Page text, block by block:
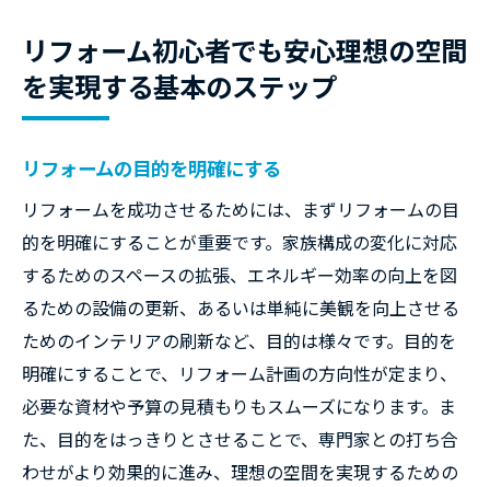
コミュニケーションの取り方とプロセス管
理
プロジェクト管理の基本
施工業者との効果的な連携
品質管理のポイント
コスト削減のテクニック
スムーズな工期のための計画
アフターサービスとメンテナンス
具体的事例から学ぶリフォームで暮らしを変え
る方法
モダンなキッチンへのリフォーム事例
リフォーム初心者でも安心理想の空間
を実現する基本のステップ
リフォームの目的を明確にする
リフォームを成功させるためには、まずリフォームの目
的を明確にすることが重要です。家族構成の変化に対応
するためのスペースの拡張、エネルギー効率の向上を図
るための設備の更新、あるいは単純に美観を向上させる
ためのインテリアの刷新など、目的は様々です。目的を
明確にすることで、リフォーム計画の方向性が定まり、
必要な資材や予算の見積もりもスムーズになります。ま
た、目的をはっきりとさせることで、専門家との打ち合
わせがより効果的に進み、理想の空間を実現するための